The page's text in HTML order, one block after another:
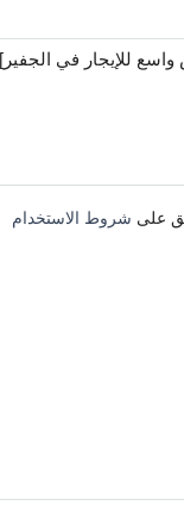
على شروط الاستخدام